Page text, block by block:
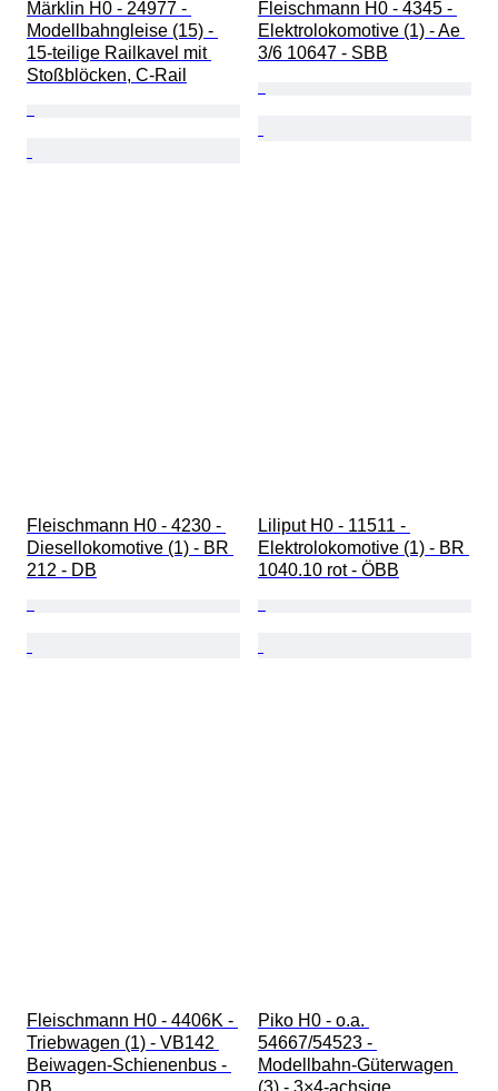
Märklin H0 - 24977 -
Modellbahngleise (15) -
15-teilige Railkavel mit
Stoßblöcken, C-Rail
Fleischmann H0 - 4345 -
Elektrolokomotive (1) - Ae
3/6 10647 - SBB
Fleischmann H0 - 4230 -
Diesellokomotive (1) - BR
212 - DB
Liliput H0 - 11511 -
Elektrolokomotive (1) - BR
1040.10 rot - ÖBB
Fleischmann H0 - 4406K -
Triebwagen (1) - VB142
Beiwagen-Schienenbus -
Piko H0 - o.a.
54667/54523 -
Modellbahn-Güterwagen